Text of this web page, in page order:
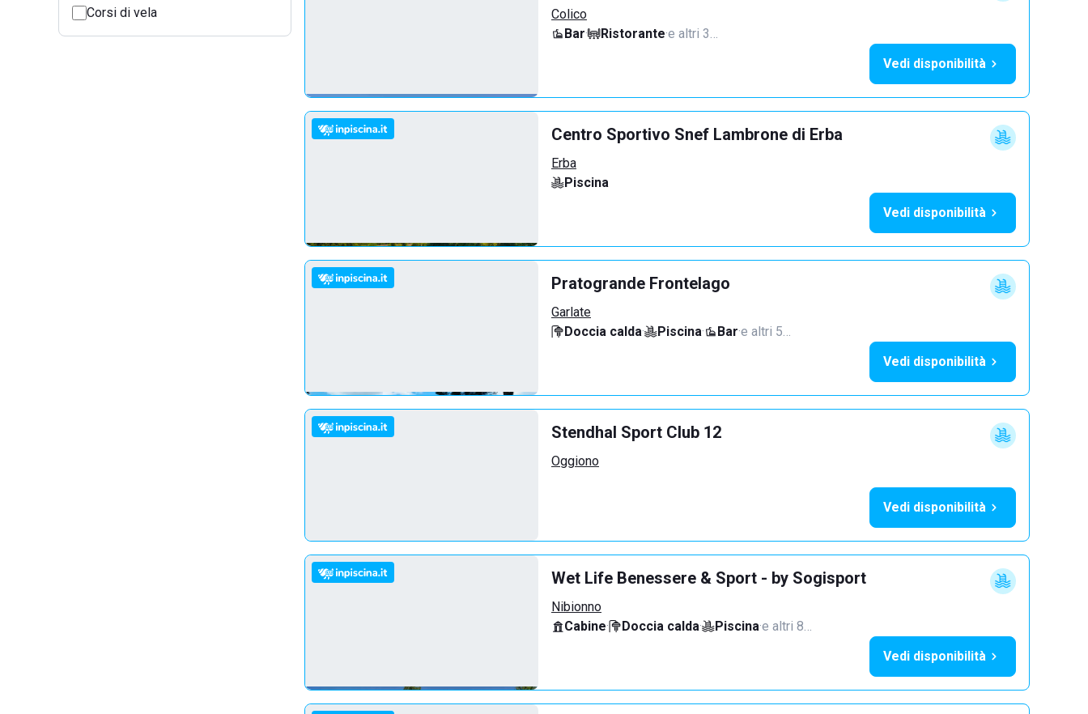
Corsi di vela
Colico
Bar· Ristorante·e altri 3…
Vedi disponibilità
Centro Sportivo Snef Lambrone di Erba
Erba
Piscina
Vedi disponibilità
Pratogrande Frontelago
Garlate
Doccia calda· Piscina· Bar·e altri 5…
Vedi disponibilità
Stendhal Sport Club 12
Oggiono
Vedi disponibilità
Wet Life Benessere & Sport - by Sogisport
Nibionno
Cabine· Doccia calda· Piscina·e altri 8…
Vedi disponibilità